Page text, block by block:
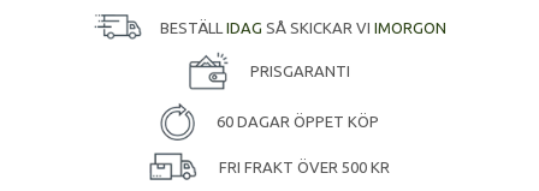
BESTÄLL IDAG SÅ SKICKAR VI IMORGON
PRISGARANTI
60 DAGAR ÖPPET KÖP
FRI FRAKT ÖVER 500 KR